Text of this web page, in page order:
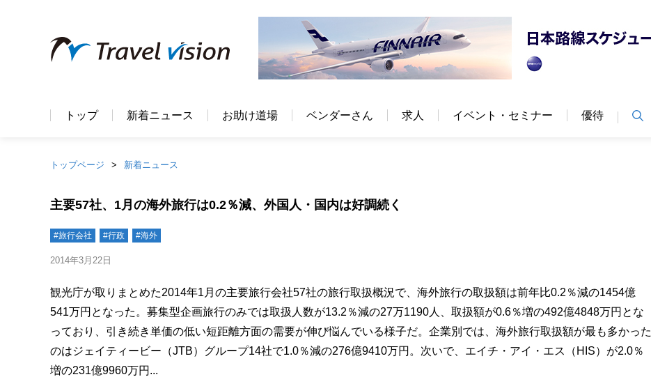
トップ 新着ニュース お助け道場 ベンダーさん 求人 イベント・セミナー 優待
トップページ 新着ニュース
主要57社、1月の海外旅行は0.2％減、外国人・国内は好調続く
#旅行会社 #行政 #海外
2014年3月22日
観光庁が取りまとめた2014年1月の主要旅行会社57社の旅行取扱概況で、海外旅行の取扱額は前年比0.2％減の1454億
541万円となった。募集型企画旅行のみでは取扱人数が13.2％減の27万1190人、取扱額が0.6％増の492億4848万円とな
っており、引き続き単価の低い短距離方面の需要が伸び悩んでいる様子だ。企業別では、海外旅行取扱額が最も多かった
のはジェイティービー（JTB）グループ14社で1.0％減の276億9410万円。次いで、エイチ・アイ・エス（HIS）が2.0％
増の231億9960万円...